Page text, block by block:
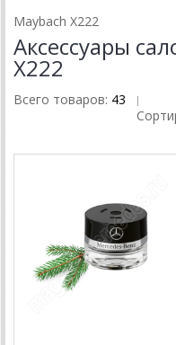
Maybach X222
Аксессуары
X222
Всего товаров: 43 |